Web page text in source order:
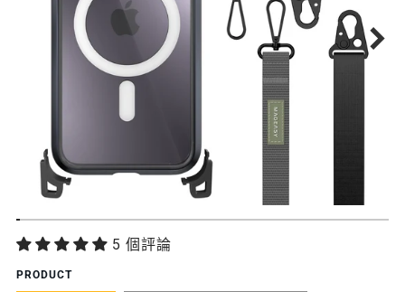
功
能
5 個評論
PRODUCT